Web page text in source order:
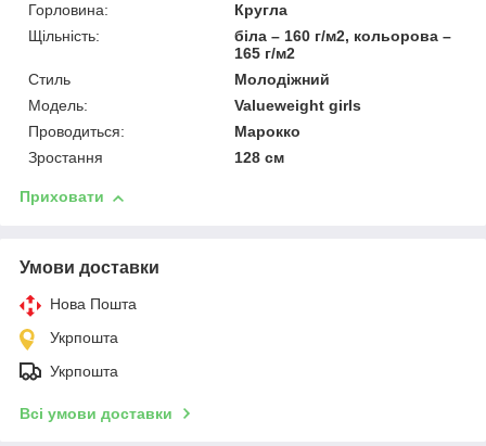
Горловина:
Кругла
Щільність:
біла – 160 г/м2, кольорова –
165 г/м2
Стиль
Молодіжний
Модель:
Valueweight girls
Проводиться:
Марокко
Зростання
128 см
Приховати
Умови доставки
Нова Пошта
Укрпошта
Укрпошта
Всі умови доставки